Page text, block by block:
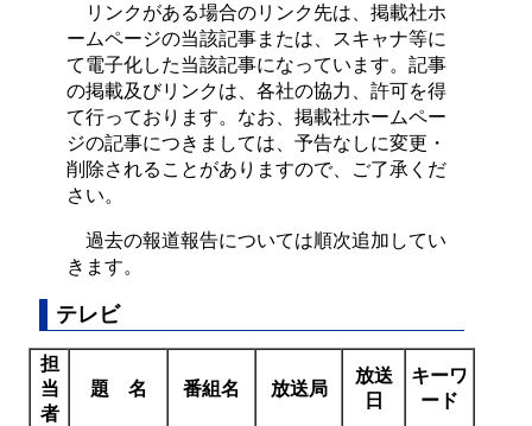
リンクがある場合のリンク先は、掲載社ホ
ームページの当該記事または、スキャナ等に
て電子化した当該記事になっています。記事
の掲載及びリンクは、各社の協力、許可を得
て行っております。なお、掲載社ホームペー
ジの記事につきましては、予告なしに変更・
削除されることがありますので、ご了承くだ
さい。
過去の報道報告については順次追加してい
きます。
テレビ
担
当
者
題 名 番組名 放送局
放送
日
キーワ
ード